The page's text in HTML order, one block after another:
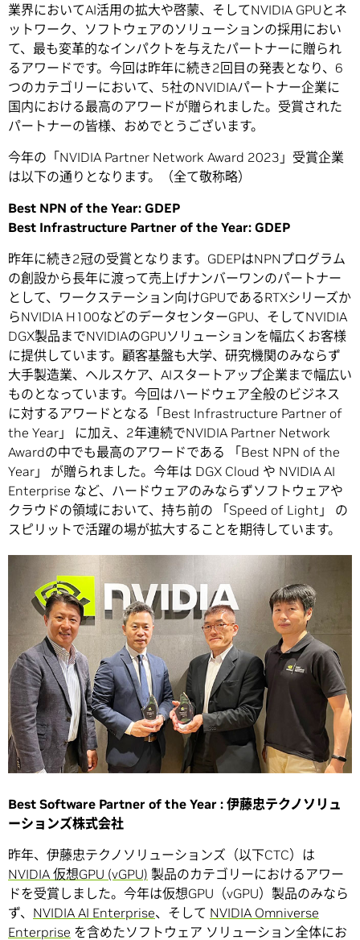
業界においてAI活用の拡大や啓蒙、そしてNVIDIA GPUとネ
ットワーク、ソフトウェアのソリューションの採用におい
て、最も変革的なインパクトを与えたパートナーに贈られ
るアワードです。今回は昨年に続き2回目の発表となり、6
つのカテゴリーにおいて、5社のNVIDIAパートナー企業に
国内における最高のアワードが贈られました。受賞された
パートナーの皆様、おめでとうございます。
今年の「NVIDIA Partner Network Award 2023」受賞企業
は以下の通りとなります。（全て敬称略）
Best NPN of the Year: GDEP
Best Infrastructure Partner of the Year: GDEP
昨年に続き2冠の受賞となります。GDEPはNPNプログラム
の創設から長年に渡って売上げナンバーワンのパートナー
として、ワークステーション向けGPUであるRTXシリーズか
らNVIDIA H100などのデータセンターGPU、そしてNVIDIA
DGX製品までNVIDIAのGPUソリューションを幅広くお客様
に提供しています。顧客基盤も大学、研究機関のみならず
大手製造業、ヘルスケア、AIスタートアップ企業まで幅広い
ものとなっています。今回はハードウェア全般のビジネス
に対するアワードとなる「Best Infrastructure Partner of
the Year」 に加え、2年連続でNVIDIA Partner Network
Awardの中でも最高のアワードである 「Best NPN of the
Year」 が贈られました。今年は DGX Cloud や NVIDIA AI
Enterprise など、ハードウェアのみならずソフトウェアや
クラウドの領域において、持ち前の 「Speed of Light」 の
スピリットで活躍の場が拡大することを期待しています。
Best Software Partner of the Year : 伊藤忠テクノソリュ
ーションズ株式会社
昨年、伊藤忠テクノソリューションズ（以下CTC）は
NVIDIA 仮想GPU (vGPU) 製品のカテゴリーにおけるアワー
ドを受賞しました。今年は仮想GPU（vGPU）製品のみなら
ず、 NVIDIA AI Enterprise、そして NVIDIA Omniverse
Enterprise を含めたソフトウェア ソリューション全体にお